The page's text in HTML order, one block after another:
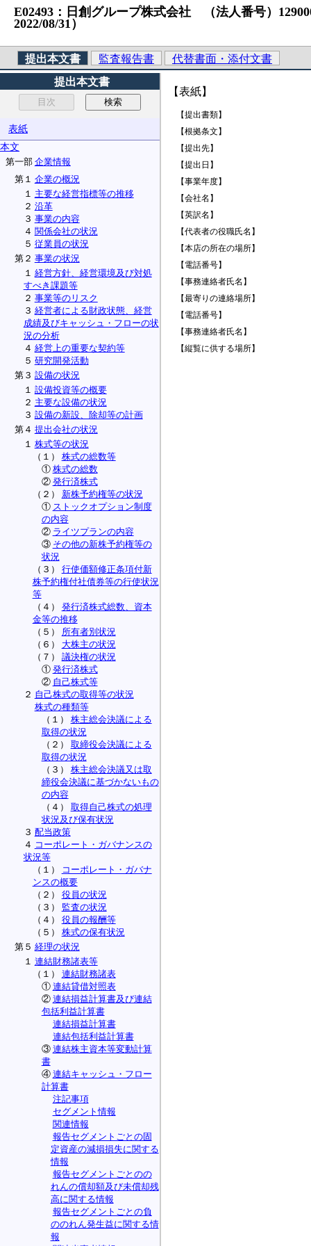
E02493：日創グループ株式会社 （法人番号）
2022/08/31）
提出本文書 監査報告書
代替書面・添付文書
提出本文書